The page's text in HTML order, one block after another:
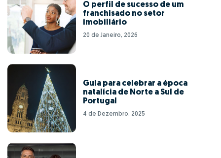
O perfil de sucesso de um
franchisado no setor
imobiliário
20 de Janeiro, 2026
Guia para celebrar a época
natalícia de Norte a Sul de
Portugal
4 de Dezembro, 2025